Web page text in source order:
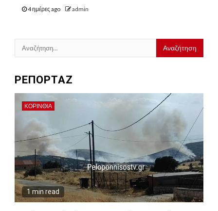
4 ημέρες ago admin
Αναζήτηση
για:
ΡΕΠΟΡΤΑΖ
ΚΟΡΙΝΘΊΑ
1 min read